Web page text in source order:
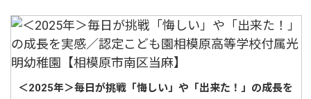
＜2025年＞毎日が挑戦「悔しい」や「出来た！」の成長を